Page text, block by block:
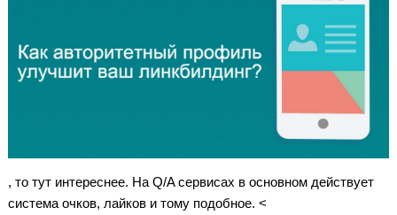
, то тут интереснее. На Q/A сервисах в основном действует
система очков, лайков и тому подобное. <